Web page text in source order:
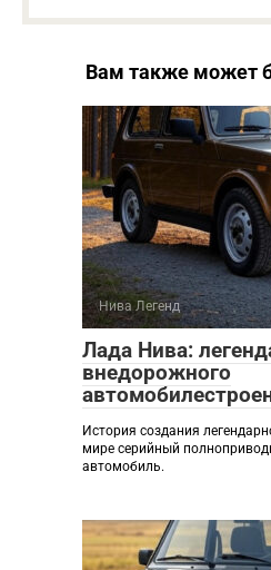
Вам также может
Нива Легенд
Лада Нива:
внедорожного
История создания
мире серийный
автомобиль.